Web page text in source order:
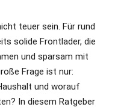
teuer sein. Für rund
solide Frontlader, die
und sparsam mit
Frage ist nur:
und worauf
In diesem Ratgeber